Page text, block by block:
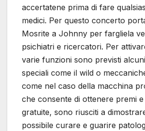
accertatene prima di fare
medici. Per questo concerto
Mosrite a Johnny per fargliela
psichiatri e ricercatori. Per
varie funzioni sono previsti
speciali come il wild o
come nel caso della macchina
che consente di ottenere premi e
gratuite, sono riusciti a
possibile curare e guarire